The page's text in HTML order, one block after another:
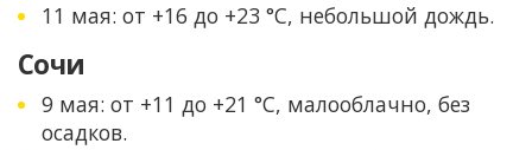
11 мая: от +16 до +23 °C, небольшой дождь.
Сочи
9 мая: от +11 до +21 °C, малооблачно, без
осадков.